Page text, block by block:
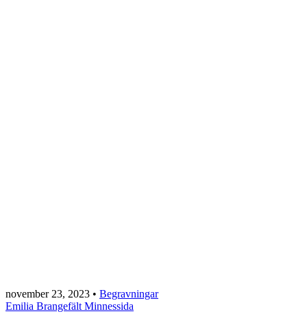
november 23, 2023 • Begravningar
Emilia Brangefält Minnessida